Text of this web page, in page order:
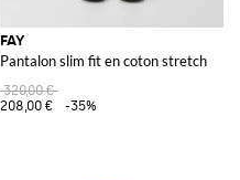
FAY
Pantalon slim fit en coton stretch
320,00 €
208,00 €
-35%